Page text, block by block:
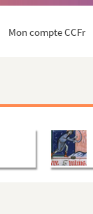
Mon compte CCFr